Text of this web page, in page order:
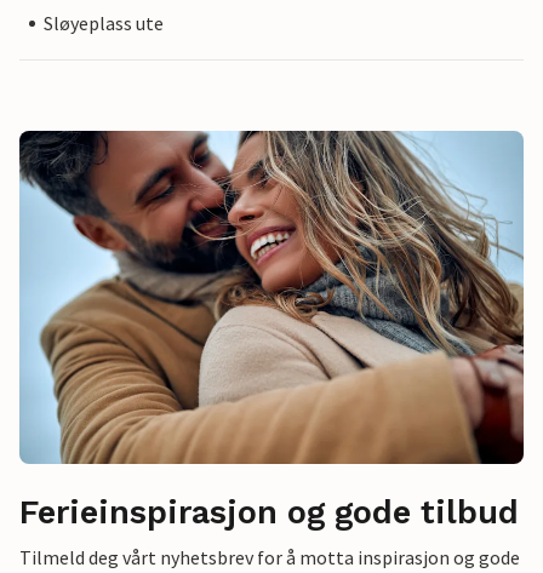
Sløyeplass ute
Ferieinspirasjon og gode tilbud
Tilmeld deg vårt nyhetsbrev for å motta inspirasjon og gode